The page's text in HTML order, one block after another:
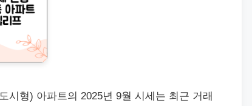
시형) 아파트의 2025년 9월 시세는 최근 거래